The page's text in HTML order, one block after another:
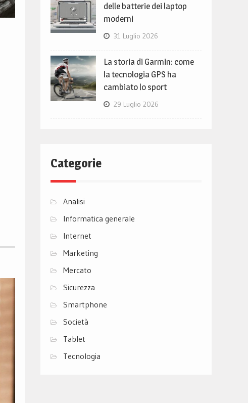
delle batterie dei laptop
moderni
31 Luglio 2026
La storia di Garmin: come
la tecnologia GPS ha
cambiato lo sport
29 Luglio 2026
Categorie
Analisi
Informatica generale
Internet
Marketing
Mercato
Sicurezza
Smartphone
Società
Tablet
Tecnologia